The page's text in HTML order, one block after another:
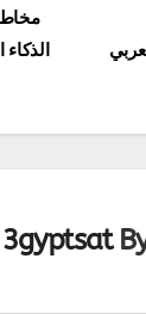
الذكاء
3gyptsat